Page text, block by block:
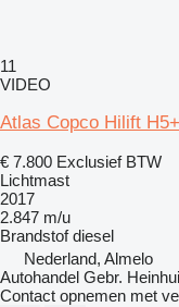
11
VIDEO
Atlas Copco Hilift H5+
€ 7.800 Exclusief BTW
Lichtmast
2017
2.847 m/u
Brandstof diesel
Nederland, Almelo
Autohandel Gebr.
Contact opnemen met